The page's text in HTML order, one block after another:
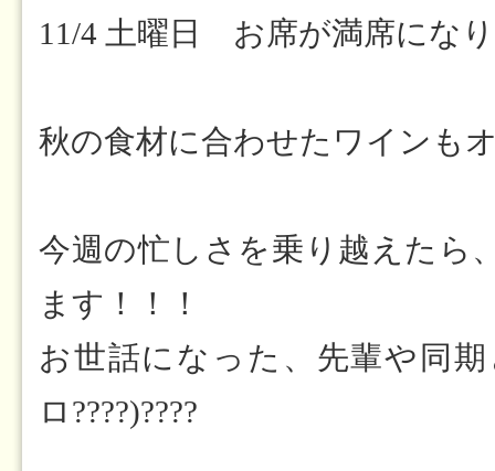
11/4 土曜日 お席が満席にな
秋の食材に合わせたワインも
今週の忙しさを乗り越えたら
ます！！！
お世話になった、先輩や同
ロ????)????